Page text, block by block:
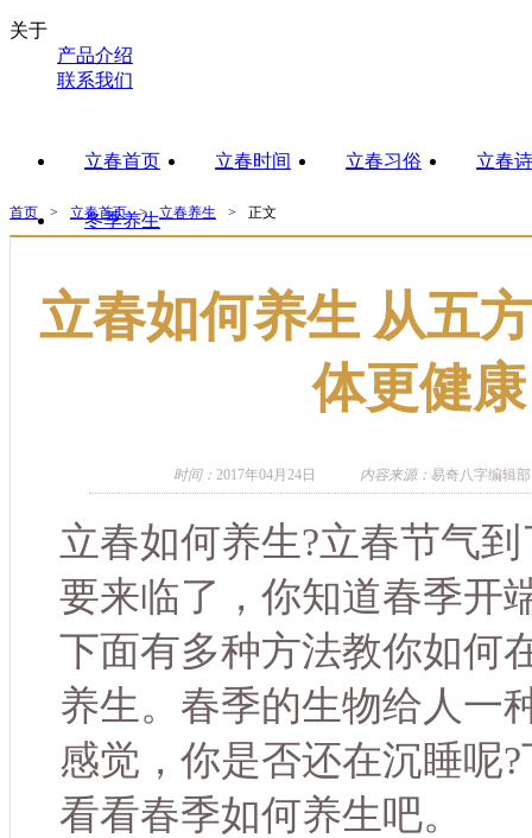
关于
产品介绍
联系我们
立春首页 立春时间 立春习俗 立春
冬季养生
首页 > 立春首页 > 立春养生 > 正文
立春如何养生 从五
体更健康
时间： 2017年04月24日 内容来源： 易奇八字编辑部
立春如何养生?立春节气
要来临了，你知道春季开
下面有多种方法教你如何
养生。春季的生物给人一
感觉，你是否还在沉睡呢
看看春季如何养生吧。